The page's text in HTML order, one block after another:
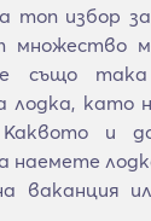
топ избор
множество
също
лодка, като
Каквото и
наемете
ваканция